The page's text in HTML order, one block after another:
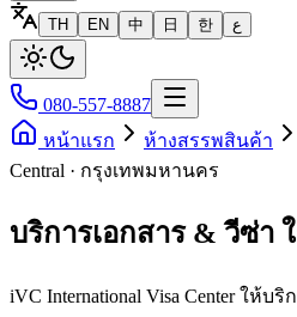
TH
EN 中 日 한 ع
080-557-8887
หน้าแรก
ห้างสรรพสินค้า
Central · กรุงเทพมหานคร
บริการเอกสาร & วีซ่า
iVC International Visa Center ให้บ